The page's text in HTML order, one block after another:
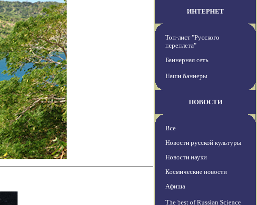
ИНТЕРНЕТ
Топ-лист "Русского
переплета"
Баннерная сеть
Наши баннеры
НОВОСТИ
Все
Новости русской культуры
Новости науки
Космические новости
Афиша
The best of Russian Science